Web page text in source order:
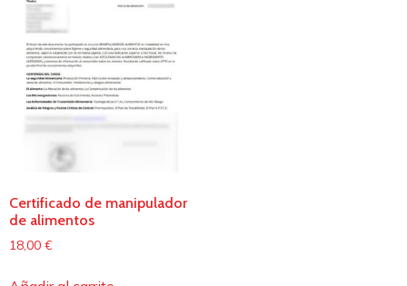
Certificado de manipulador
de alimentos
18,00 €